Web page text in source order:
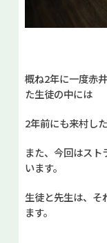
概ね2年に一度赤
た生徒の中には
2年前にも来村し
また、今回はスト
います。
生徒と先生は、そ
ます。